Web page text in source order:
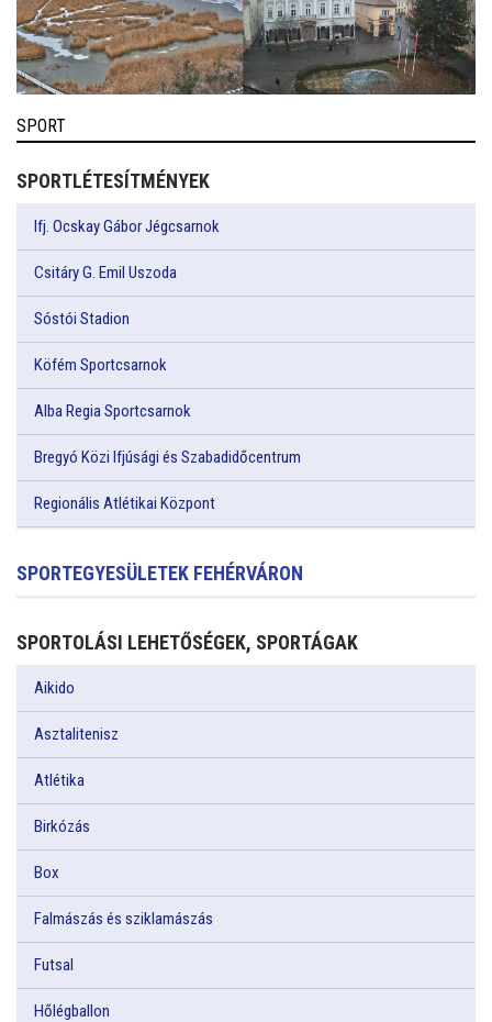
SPORT
SPORTLÉTESÍTMÉNYEK
Ifj. Ocskay Gábor Jégcsarnok
Csitáry G. Emil Uszoda
Sóstói Stadion
Köfém Sportcsarnok
Alba Regia Sportcsarnok
Bregyó Közi Ifjúsági és Szabadidőcentrum
Regionális Atlétikai Központ
SPORTEGYESÜLETEK FEHÉRVÁRON
SPORTOLÁSI LEHETŐSÉGEK, SPORTÁGAK
Aikido
Asztalitenisz
Atlétika
Birkózás
Box
Falmászás és sziklamászás
Futsal
Hőlégballon